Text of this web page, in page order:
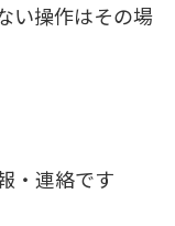
い操作はその場
・連絡です